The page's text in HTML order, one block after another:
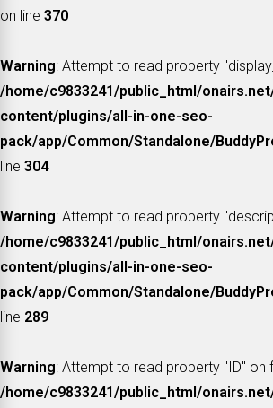
on line 370
Warning: Attempt to read property
/home/c9833241/public_html/
content/plugins/all-in-one-seo-
pack/app/Common/Standalone/
line 304
Warning: Attempt to read property
/home/c9833241/public_html/
content/plugins/all-in-one-seo-
pack/app/Common/Standalone/
line 289
Warning: Attempt to read property "ID" on
/home/c9833241/public_html/